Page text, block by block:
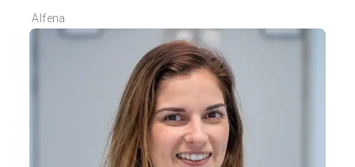
Alfena